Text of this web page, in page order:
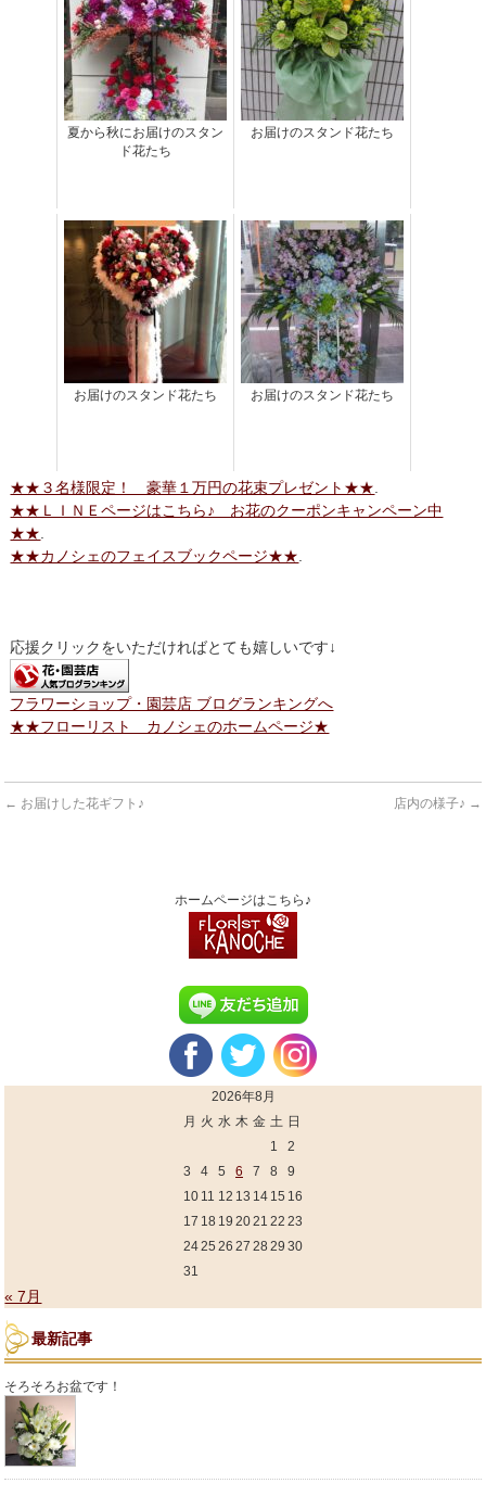
夏から秋にお届けのスタン
ド花たち
お届けのスタンド花たち
お届けのスタンド花たち お届けのスタンド花たち
★★３名様限定！ 豪華１万円の花束プレゼント★★
★★ＬＩＮＥページはこちら♪ お花のクーポンキャンペーン中
★★
★★カノシェのフェイスブックページ★★
応援クリックをいただければとても嬉しいです↓
フラワーショップ・園芸店 ブログランキングへ
★★フローリスト カノシェのホームページ★
← お届けした花ギフト♪ 店内の様子♪ →
ホームページはこちら♪
2026年8月
月 火 水 木 金 土 日
1
2
3
4 5 6 7 8
9
10 11 12 13 14 15 16
17 18 19 2021 22 23
2425 26 27 28 29 30
31
« 7月
最新記事
そろそろお盆です！